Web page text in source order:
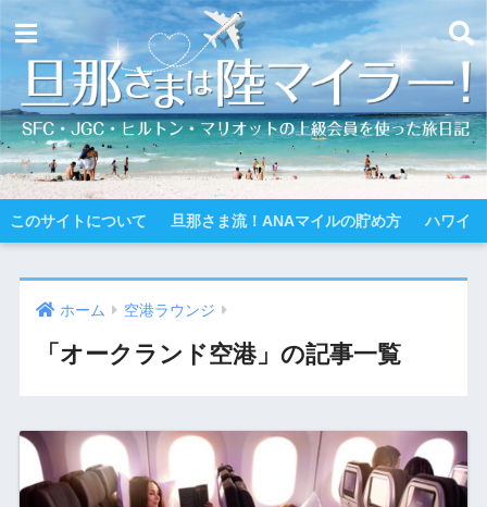
このサイトについて 旦那さま流！ANAマイルの貯め方 ハワイ
ホーム 空港ラウンジ
「オークランド空港」の記事一覧